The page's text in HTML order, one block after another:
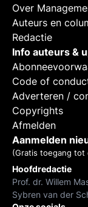
Over
Auteurs en
Redactie
Info auteurs &
Code of
Adverteren /
Copyrights
Afmelden
Aanmelden
(Gratis toegang
Hoofdredactie
Prof. dr. Willem
Sybren van der